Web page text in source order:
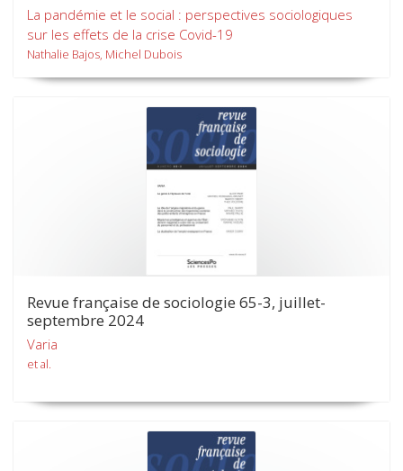
La pandémie et le social : perspectives sociologiques
sur les effets de la crise Covid-19
Nathalie Bajos, Michel Dubois
Revue française de sociologie 65-3, juillet-
septembre 2024
Varia
et al.